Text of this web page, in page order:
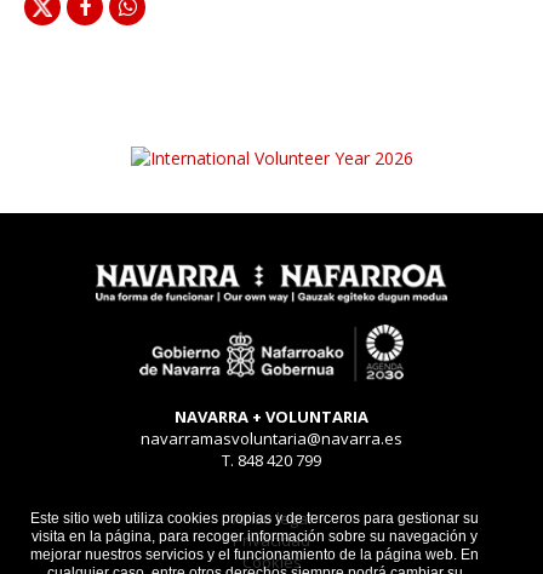
Este sitio web utiliza cookies propias y de terceros para gestionar su
visita en la página, para recoger información sobre su navegación y
mejorar nuestros servicios y el funcionamiento de la página web. En
NAVARRA + VOLUNTARIA
navarramasvoluntaria@navarra.es
T. 848 420 799
Aviso legal
Privacidad
Cookies